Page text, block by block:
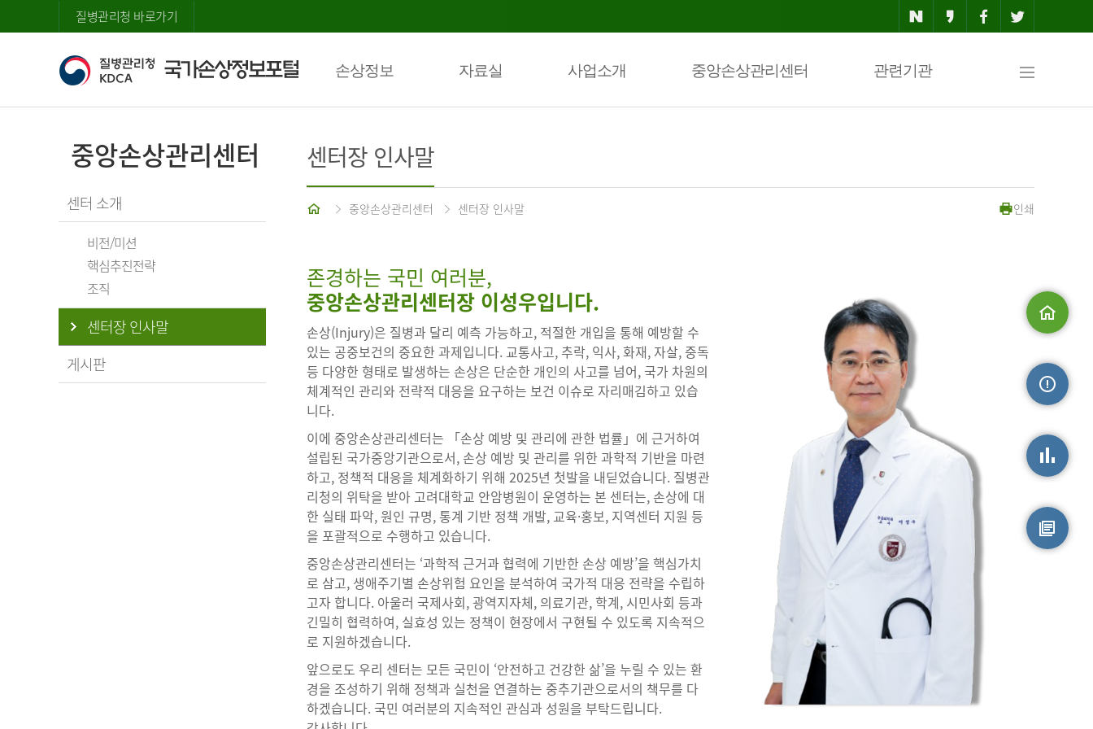
질병관리청 바로가기
손상정보 자료실 사업소개 중앙손상관리센터 관련기관
맵
중앙손상관리센터
센터 소개
비전/미션
핵심추진전략
조직
센터장 인사말
게시판
센터장 인사말
중앙손상관리센터 센터장 인사말 인쇄
존경하는 국민 여러분,
중앙손상관리센터장 이성우입니다.
손상(Injury)은 질병과 달리 예측 가능하고, 적절한 개입을 통해 예방할 수
있는 공중보건의 중요한 과제입니다. 교통사고, 추락, 익사, 화재, 자살, 중독
등 다양한 형태로 발생하는 손상은 단순한 개인의 사고를 넘어, 국가 차원의
체계적인 관리와 전략적 대응을 요구하는 보건 이슈로 자리매김하고 있습
니다.
이에 중앙손상관리센터는 「손상 예방 및 관리에 관한 법률」에 근거하여
설립된 국가중앙기관으로서, 손상 예방 및 관리를 위한 과학적 기반을 마련
하고, 정책적 대응을 체계화하기 위해 2025년 첫발을 내딛었습니다. 질병관
리청의 위탁을 받아 고려대학교 안암병원이 운영하는 본 센터는, 손상에 대
한 실태 파악, 원인 규명, 통계 기반 정책 개발, 교육·홍보, 지역센터 지원 등
을 포괄적으로 수행하고 있습니다.
중앙손상관리센터는 ‘과학적 근거과 협력에 기반한 손상 예방’을 핵심가치
로 삼고, 생애주기별 손상위험 요인을 분석하여 국가적 대응 전략을 수립하
고자 합니다. 아울러 국제사회, 광역지자체, 의료기관, 학계, 시민사회 등과
긴밀히 협력하여, 실효성 있는 정책이 현장에서 구현될 수 있도록 지속적으
로 지원하겠습니다.
앞으로도 우리 센터는 모든 국민이 ‘안전하고 건강한 삶’을 누릴 수 있는 환
경을 조성하기 위해 정책과 실천을 연결하는 중추기관으로서의 책무를 다
하겠습니다. 국민 여러분의 지속적인 관심과 성원을 부탁드립니다.